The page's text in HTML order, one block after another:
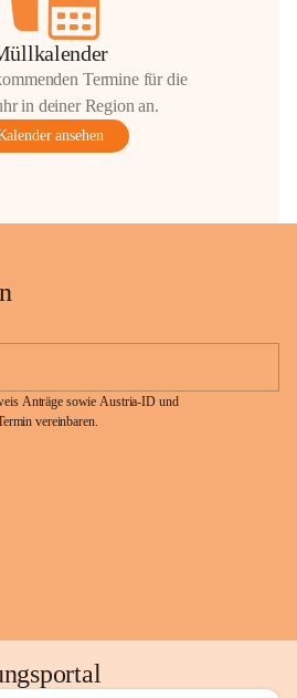
Termine für die
in deiner Region an.
ansehen
Anträge sowie Austria-ID und
vereinbaren.